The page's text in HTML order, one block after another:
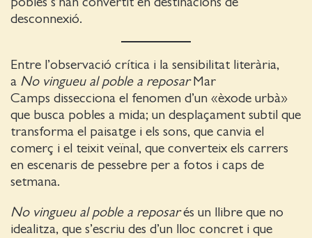
desconnexió.
Entre l’observació crítica i la sensibilitat literària,
a No vingueu al poble a reposarMar
Camps dissecciona el fenomen d’un «èxode urbà»
que busca pobles a mida; un desplaçament subtil que
transforma el paisatge i els sons, que canvia el
comerç i el teixit veïnal, que converteix els carrers
en escenaris de pessebre per a fotos i caps de
setmana.
No vingueu al poble a reposarés un llibre que no
idealitza, que s’escriu des d’un lloc concret i que